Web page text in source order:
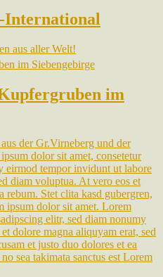
International
aus aller Welt!
im
der Gr.Virneberg und der
dolor sit amet, consetetur
eirmod tempor invidunt ut labore
diam voluptua. At vero eos et
rebum. Stet clita kasd gubergren,
ipsum dolor sit amet. Lorem
elitr, sed diam nonumy
dolore magna aliquyam erat, sed
et justo duo dolores et ea
sea takimata sanctus est Lorem